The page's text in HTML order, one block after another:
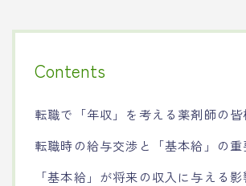
Contents
転職で「年収」を考える薬剤師の皆
転職時の給与交渉と「基本給」の重
「基本給」が将来の収入に与える影